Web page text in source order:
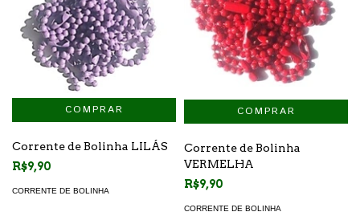
Corrente de Bolinha LILÁS
R$9,90
CORRENTE DE BOLINHA
Corrente de Bolinha
VERMELHA
R$9,90
CORRENTE DE BOLINHA